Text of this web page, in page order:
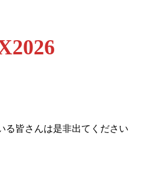
る皆さんは是非出てください